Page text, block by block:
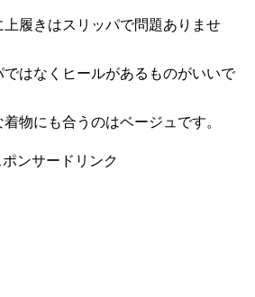
上履きはスリッパで問題ありませ
はなくヒールがあるものがいいで
物にも合うのはベージュです。
ポンサードリンク